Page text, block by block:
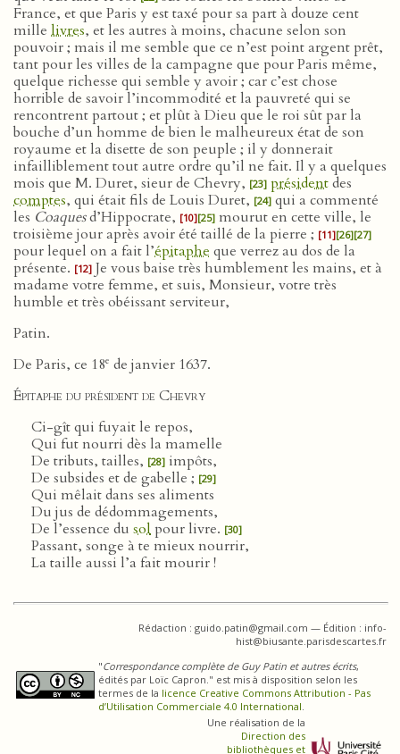
France, et que Paris y est taxé pour sa part à douze cent
mille livres, et les autres à moins, chacune selon son
pouvoir ; mais il me semble que ce n’est point argent prêt,
tant pour les villes de la campagne que pour Paris même,
quelque richesse qui semble y avoir ; car c’est chose
horrible de savoir l’incommodité et la pauvreté qui se
rencontrent partout ; et plût à Dieu que le roi sût par la
bouche d’un homme de bien le malheureux état de son
royaume et la disette de son peuple ; il y donnerait
infailliblement tout autre ordre qu’il ne fait. Il y a quelques
mois que M. Duret, sieur de Chevry, [23] présidentdes
comptes, qui était fils de Louis Duret, [24] qui a commenté
les Coaquesd’Hippocrate, [10][25] mourut en cette ville, le
troisième jour après avoir été taillé de la pierre ; [11][26][27]
pour lequel on a fait l’épitaphe que verrez au dos de la
présente. [12] Je vous baise très humblement les mains, et à
madame votre femme, et suis, Monsieur, votre très
humble et très obéissant serviteur,
Patin.
De Paris, ce 18e de janvier 1637.
Épitaphe du président de Chevry
Ci-gît qui fuyait le repos,
Qui fut nourri dès la mamelle
De tributs, tailles, [28] impôts,
De subsides et de gabelle ; [29]
Qui mêlait dans ses aliments
Du jus de dédommagements,
De l’essence du solpour livre. [30]
Passant, songe à te mieux nourrir,
La taille aussi l’a fait mourir !
Rédaction : guido.patin@gmail.com — Édition : info-
hist@biusante.parisdescartes.fr
"Correspondance complète de Guy Patin et autres écrits,
édités par Loïc Capron." est mis à disposition selon les
termes de la licence Creative Commons Attribution - Pas
d’Utilisation Commerciale 4.0 International.
Une réalisation de la
Direction des
bibliothèques et